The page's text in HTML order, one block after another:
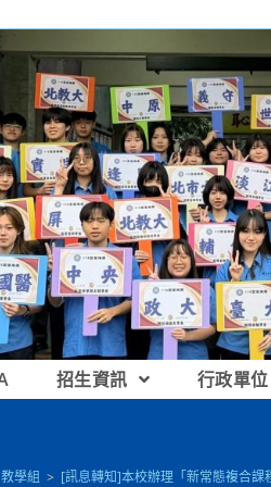
招生資訊 行政單位
教學組 > [訊息轉知]本校辦理「新常態複合課